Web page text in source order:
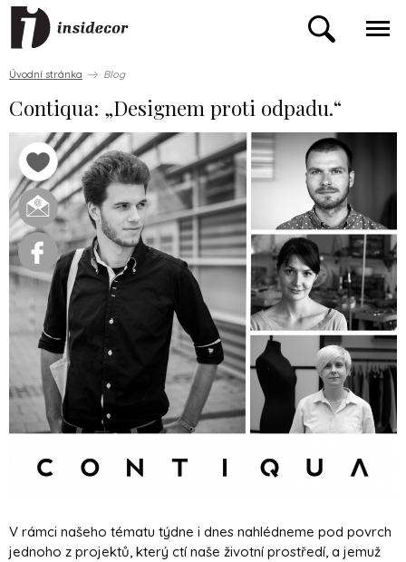
Úvodní stránka Blog
Contiqua: „Designem proti odpadu.“
V rámci našeho tématu týdne i dnes nahlédneme pod povrch
jednoho z projektů, který ctí naše životní prostředí, a jemuž